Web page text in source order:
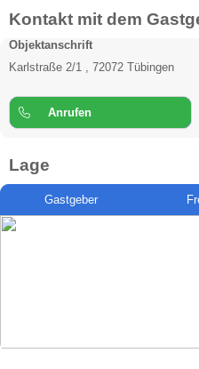
Kontakt mit dem
Objektanschrift
Karlstraße 2/1 , 72072 Tübingen
Anrufen
Lage
Gastgeber